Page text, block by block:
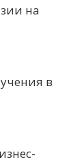
на
в